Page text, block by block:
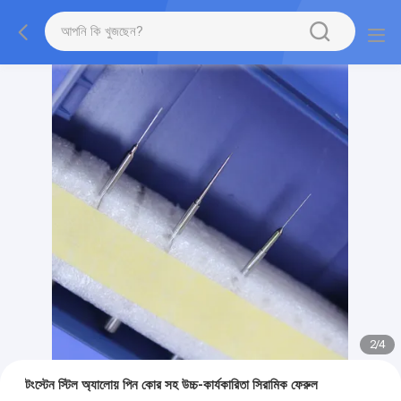
2/4
টংস্টেন স্টিল অ্যালোয় পিন কোর সহ উচ্চ-কার্যকারিতা সিরামিক ফেরুল